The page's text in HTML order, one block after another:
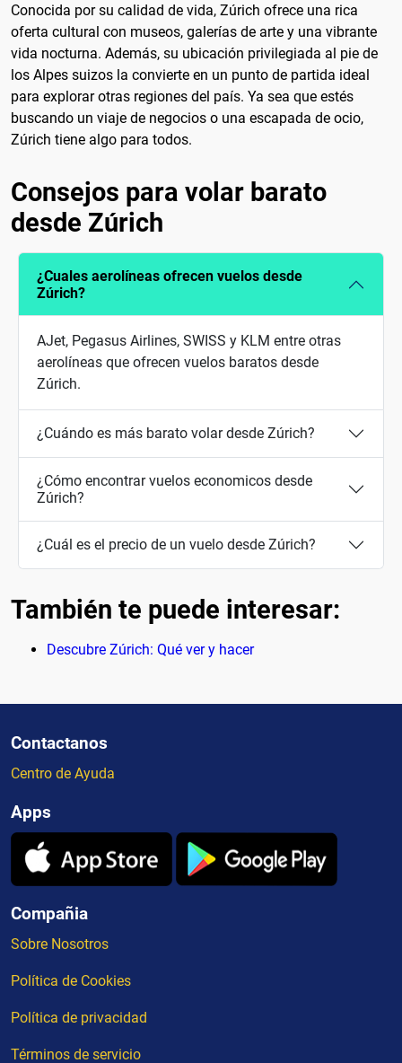
Conocida por su calidad de vida, Zúrich ofrece una rica
oferta cultural con museos, galerías de arte y una vibrante
vida nocturna. Además, su ubicación privilegiada al pie de
los Alpes suizos la convierte en un punto de partida ideal
para explorar otras regiones del país. Ya sea que estés
buscando un viaje de negocios o una escapada de ocio,
Zúrich tiene algo para todos.
Consejos para volar barato
desde Zúrich
¿Cuales aerolíneas ofrecen vuelos desde
Zúrich?
AJet, Pegasus Airlines, SWISS y KLM entre otras
aerolíneas que ofrecen vuelos baratos desde
Zúrich.
¿Cuándo es más barato volar desde Zúrich?
¿Cómo encontrar vuelos economicos desde
Zúrich?
¿Cuál es el precio de un vuelo desde Zúrich?
También te puede interesar:
Descubre Zúrich: Qué ver y hacer
Contactanos
Centro de Ayuda
Apps
Compañia
Sobre Nosotros
Política de Cookies
Política de privacidad
Términos de servicio